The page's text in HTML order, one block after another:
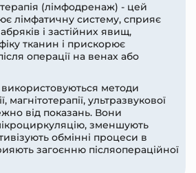
(лімфодренаж) - цей
лімфатичну систему, сприяє
і застійних явищ,
тканин і прискорює
операції на венах або
використовуються методи
магнітотерапії, ультразвукової
від показань. Вони
зменшують
обмінні процеси в
загоєнню післяопераційної